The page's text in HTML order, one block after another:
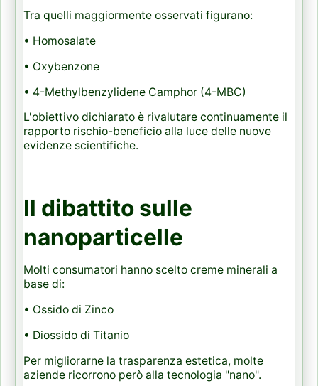
Tra quelli maggiormente osservati figurano:
• Homosalate
• Oxybenzone
• 4-Methylbenzylidene Camphor (4-MBC)
L'obiettivo dichiarato è rivalutare continuamente il
rapporto rischio-beneficio alla luce delle nuove
evidenze scientifiche.
Il dibattito sulle
nanoparticelle
Molti consumatori hanno scelto creme minerali a
base di:
• Ossido di Zinco
• Diossido di Titanio
Per migliorarne la trasparenza estetica, molte
aziende ricorrono però alla tecnologia "nano".